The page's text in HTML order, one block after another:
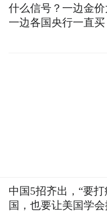
什么信号？一边金价
一边各国央行一直买
中国5招齐出，“要打
国，也要让美国学